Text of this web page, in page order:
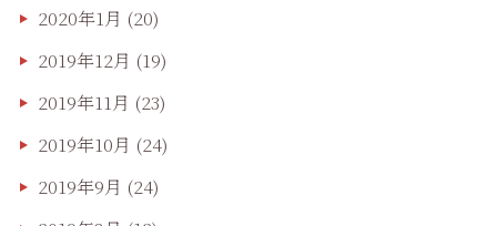
2020年1月 (20)
2019年12月 (19)
2019年11月 (23)
2019年10月 (24)
2019年9月 (24)